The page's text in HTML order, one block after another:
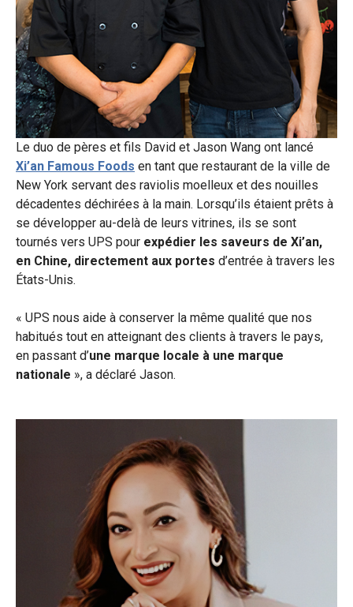
Le duo de pères et fils David et Jason Wang ont lancé
Xi’an Famous Foods en tant que restaurant de la ville de
New York servant des raviolis moelleux et des nouilles
décadentes déchirées à la main. Lorsqu’ils étaient prêts à
se développer au-delà de leurs vitrines, ils se sont
tournés vers UPS pour expédier les saveurs de Xi’an,
en Chine, directement aux portes d’entrée à travers les
États-Unis.
« UPS nous aide à conserver la même qualité que nos
habitués tout en atteignant des clients à travers le pays,
en passant d’une marque locale à une marque
nationale », a déclaré Jason.